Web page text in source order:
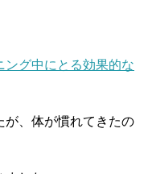
ング中にとる効果的な
が、体が慣れてきたの